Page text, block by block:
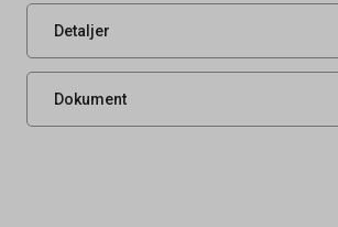
Detaljer
UNSPSC
Dokument
Produktdatablad